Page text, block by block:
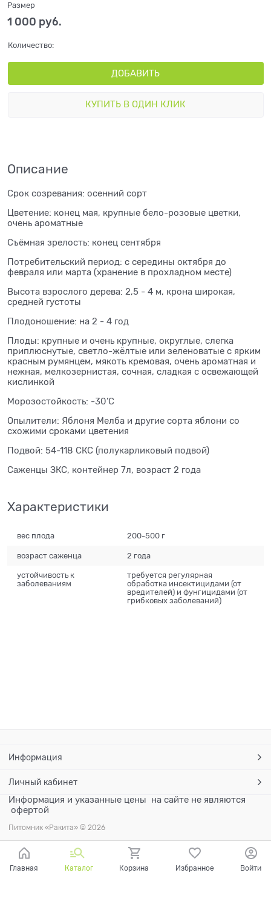
Размер
1 000 руб.
Количество:
ДОБАВИТЬ
КУПИТЬ В ОДИН КЛИК
Описание
Срок созревания: осенний сорт
Цветение: конец мая, крупные бело-розовые цветки,
очень ароматные
Съёмная зрелость: конец сентября
Потребительский период: с середины октября до
февраля или марта (хранение в прохладном месте)
Высота взрослого дерева: 2,5 - 4 м, крона широкая,
средней густоты
Плодоношение: на 2 - 4 год
Плоды: крупные и очень крупные, округлые, слегка
приплюснутые, светло-жёлтые или зеленоватые с ярким
красным румянцем, мякоть кремовая, очень ароматная и
нежная, мелкозернистая, сочная, сладкая с освежающей
кислинкой
Морозостойкость: -30’С
Опылители: Яблоня Мелба и другие сорта яблони со
схожими сроками цветения
Подвой: 54-118 СКС (полукарликовый подвой)
Саженцы ЗКС, контейнер 7л, возраст 2 года
Характеристики
вес плода 200-500 г
возраст саженца 2 года
устойчивость к
заболеваниям
требуется регулярная
обработка инсектицидами (от
вредителей) и фунгицидами (от
грибковых заболеваний)
Информация
Личный кабинет
Информация и указанные цены на сайте не являются
офертой
Питомник «Ракита» © 2026
Главная Каталог Корзина Избранное Войти